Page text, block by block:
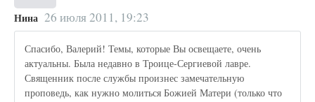
Нина 26 июля 2011, 19:23
Спасибо, Валерий! Темы, которые Вы освещаете, очень
актуальны. Была недавно в Троице-Сергиевой лавре.
Священник после службы произнес замечательную
проповедь, как нужно молиться Божией Матери (только что